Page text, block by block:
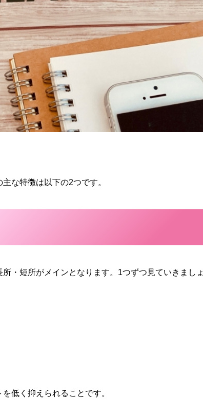
な特徴は以下の2つです。
・短所がメインとなります。1つずつ見ていきましょ
低く抑えられることです。